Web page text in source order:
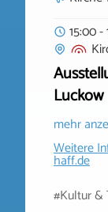
15:00
Luckow
mehr
Weitere
haff.de
#Kultur &